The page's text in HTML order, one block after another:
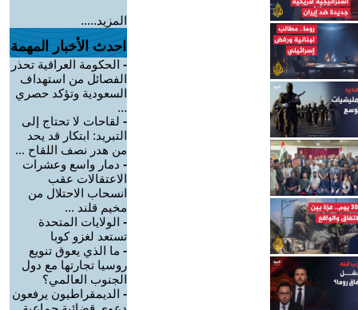
المزيد.....
احدث الأخبار المهمة
- الحكومة العراقية تحذر
الفصائل من استهداف
السعودية وتؤكد حصري
...
- لقاحات لا تحتاج إلى
التبريد: ابتكار قد يحد
من هدر نصف اللقاح ...
- دمار واسع وعشرات
الاعتقالات عقب
انسحاب الاحتلال من
مخيم قلند ...
- الولايات المتحدة
تستعد لغزو كوبا
- ما الذي يعوق تنويع
روسيا تجارتها مع دول
الجنوب العالمي؟
- الديمقراطيون يرفعون